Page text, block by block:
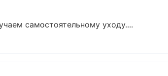
самостоятельному уходу....